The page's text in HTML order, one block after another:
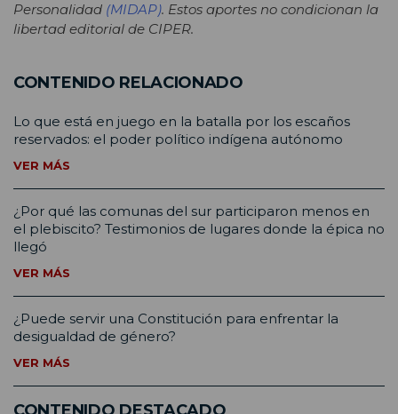
Personalidad (MIDAP). Estos aportes no condicionan la
libertad editorial de CIPER.
CONTENIDO RELACIONADO
Lo que está en juego en la batalla por los escaños
reservados: el poder político indígena autónomo
VER MÁS
¿Por qué las comunas del sur participaron menos en
el plebiscito? Testimonios de lugares donde la épica no
llegó
VER MÁS
¿Puede servir una Constitución para enfrentar la
desigualdad de género?
VER MÁS